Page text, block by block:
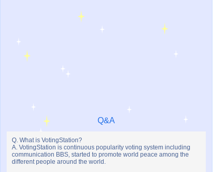
Q&A
Q. What is VotingStation?
A. VotingStation is continuous popularity voting system including
communication BBS, started to promote world peace among the
different people around the world.